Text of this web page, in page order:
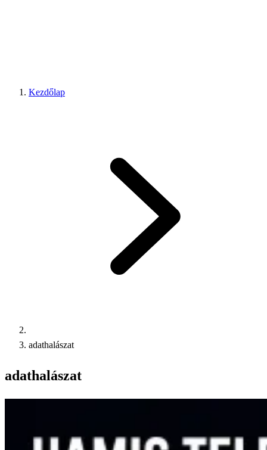
Kezdőlap
adathalászat
adathalászat